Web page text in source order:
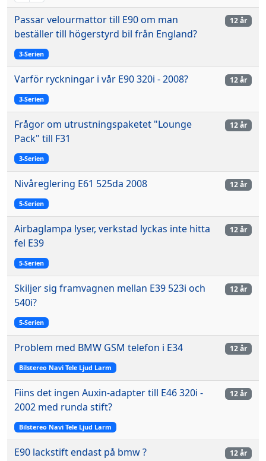
Passar velourmattor till E90 om man
beställer till högerstyrd bil från England?
3-Serien
12 år
Varför ryckningar i vår E90 320i - 2008?
3-Serien
12 år
Frågor om utrustningspaketet "Lounge
Pack" till F31
3-Serien
12 år
Nivåreglering E61 525da 2008
5-Serien
12 år
Airbaglampa lyser, verkstad lyckas inte hitta
fel E39
5-Serien
12 år
Skiljer sig framvagnen mellan E39 523i och
540i?
5-Serien
12 år
Problem med BMW GSM telefon i E34
Bilstereo Navi Tele Ljud Larm
12 år
Fiins det ingen Auxin-adapter till E46 320i -
2002 med runda stift?
Bilstereo Navi Tele Ljud Larm
12 år
E90 lackstift endast på bmw ? 12 år